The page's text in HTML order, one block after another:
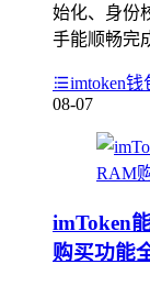
始化、身份
手能顺畅完
imtoken
08-07
imToken
购买功能